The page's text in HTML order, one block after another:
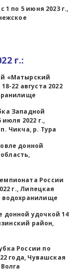
1 по 5 июня 2023 г.,
г.:
«Матырский
22 августа 2022
Западной
2022 г.,
Чикча, р. Тура
донной
России
г., Липецкая
водохранилище
донной удочкой 14
район,
России по
года, Чувашская